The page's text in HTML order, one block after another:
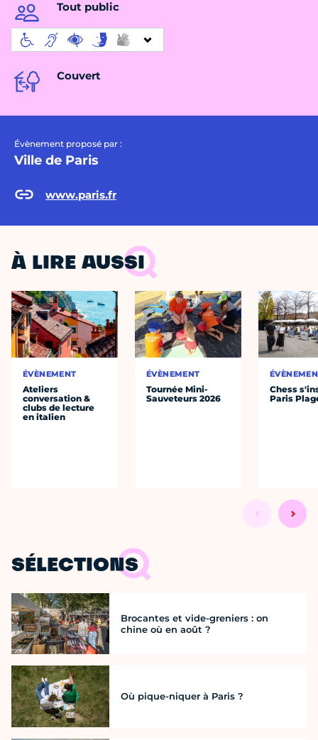
Tout public
Couvert
Évènement proposé par :
Ville de Paris
www.paris.fr
À LIRE AUSSI
ÉVÈNEMENT
Ateliers
conversation &
clubs de lecture
en italien
ÉVÈNEMENT
Tournée Mini-
Sauveteurs 2026
Chess
Paris
SÉLECTIONS
Brocantes et vide-greniers : on
chine où en août ?
Où pique-niquer à Paris ?